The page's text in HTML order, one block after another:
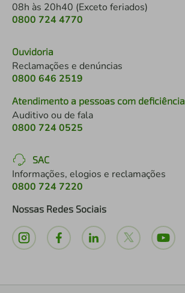
08h às 20h40 (Exceto feriados)
0800 724 4770
Ouvidoria
Reclamações e denúncias
0800 646 2519
Atendimento a pessoas com deficiência
Auditivo ou de fala
0800 724 0525
SAC
Informações, elogios e reclamações
0800 724 7220
Nossas Redes Sociais